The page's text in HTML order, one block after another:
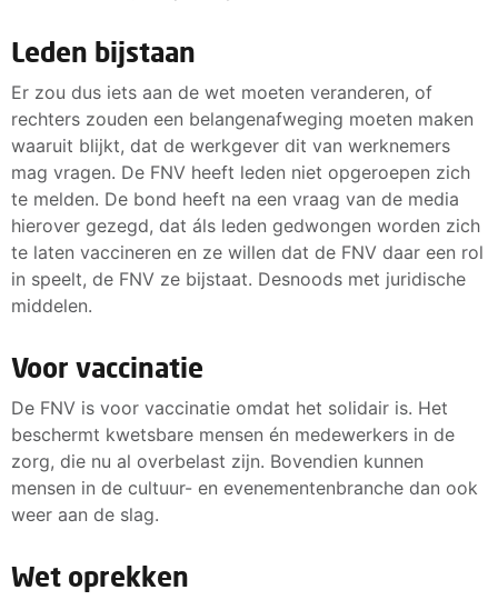
Leden bijstaan
Er zou dus iets aan de wet moeten veranderen, of
rechters zouden een belangenafweging moeten maken
waaruit blijkt, dat de werkgever dit van werknemers
mag vragen. De FNV heeft leden niet opgeroepen zich
te melden. De bond heeft na een vraag van de media
hierover gezegd, dat áls leden gedwongen worden zich
te laten vaccineren en ze willen dat de FNV daar een rol
in speelt, de FNV ze bijstaat. Desnoods met juridische
middelen.
Voor vaccinatie
De FNV is voor vaccinatie omdat het solidair is. Het
beschermt kwetsbare mensen én medewerkers in de
zorg, die nu al overbelast zijn. Bovendien kunnen
mensen in de cultuur- en evenementenbranche dan ook
weer aan de slag.
Wet oprekken